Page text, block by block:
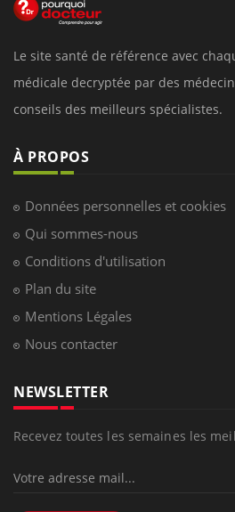
Le site santé de référence avec
médicale decryptée par des
conseils des meilleurs spécialistes.
À PROPOS
Données personnelles et cookies
Qui sommes-nous
Conditions d'utilisation
Plan du site
Mentions Légales
Nous contacter
NEWSLETTER
Recevez toutes les semaines les